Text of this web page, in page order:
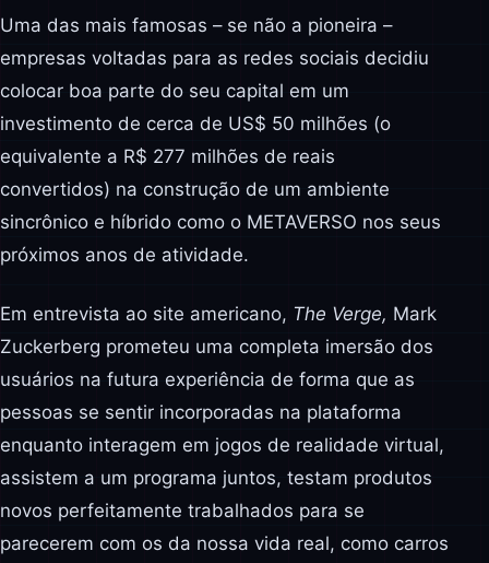
Uma das mais famosas – se não a pioneira –
empresas voltadas para as redes sociais decidiu
colocar boa parte do seu capital em um
investimento de cerca de US$ 50 milhões (o
equivalente a R$ 277 milhões de reais
convertidos) na construção de um ambiente
sincrônico e híbrido como o METAVERSO nos seus
próximos anos de atividade.
Em entrevista ao site americano, The Verge, Mark
Zuckerberg prometeu uma completa imersão dos
usuários na futura experiência de forma que as
pessoas se sentir incorporadas na plataforma
enquanto interagem em jogos de realidade virtual,
assistem a um programa juntos, testam produtos
novos perfeitamente trabalhados para se
parecerem com os da nossa vida real, como carros